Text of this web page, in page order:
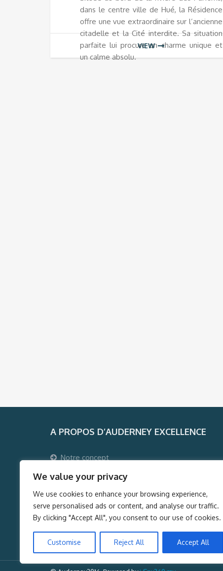
We value your privacy
We use cookies to enhance your browsing experience,
serve personalised ads or content, and analyse our traffic.
By clicking "Accept All", you consent to our use of cookies.
Customise Reject All Accept All
dans le centre ville de Hué, la Résidence
offre une vue extraordinaire sur l’ancienne
citadelle et la Cité interdite. Sa situation
parfaite lui procure un charme unique et
un calme absolu.
VIEW
A PROPOS D’AUDERNEY EXCELLENCE
Notre concept
Pourquoi voyager avec Auderney Excellence ?
Qui sommes-nous ?
Auderney Excellence Events